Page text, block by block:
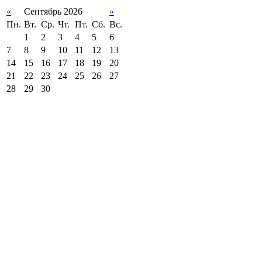
« Сентябрь 2026
»
Пн. Вт. Ср. Чт. Пт. Сб. Вс.
1
2 3 4 5
6
7
8 9 10 11 12
13
14
15 16 17 18 19
20
21
22 23 24 25 26
27
28
29 30